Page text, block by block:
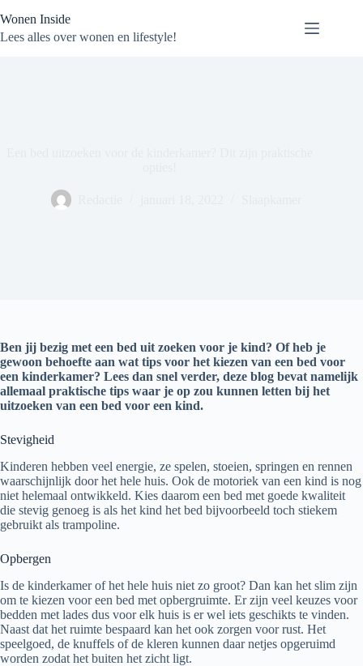
naar
de
Wonen Inside
Lees alles over wonen en lifestyle!
Ben jij bezig met een bed uit zoeken voor je kind? Of heb je
gewoon behoefte aan wat tips voor het kiezen van een bed voor
een kinderkamer? Lees dan snel verder, deze blog bevat namelijk
allemaal praktische tips waar je op zou kunnen letten bij het
uitzoeken van een bed voor een kind.
Stevigheid
Kinderen hebben veel energie, ze spelen, stoeien, springen en rennen
waarschijnlijk door het hele huis. Ook de motoriek van een kind is nog
niet helemaal ontwikkeld. Kies daarom een bed met goede kwaliteit
die stevig genoeg is als het kind het bed bijvoorbeeld toch stiekem
gebruikt als trampoline.
Opbergen
Is de kinderkamer of het hele huis niet zo groot? Dan kan het slim zijn
om te kiezen voor een bed met opbergruimte. Er zijn veel keuzes voor
bedden met lades dus voor elk huis is er wel iets geschikts te vinden.
Naast dat het ruimte bespaard kan het ook zorgen voor rust. Het
speelgoed, de knuffels of de kleren kunnen daar netjes opgeruimd
worden zodat het buiten het zicht ligt.